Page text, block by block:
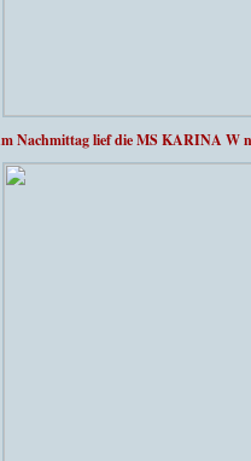
Nachmittag lief die MS KARINA W